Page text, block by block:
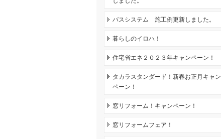
バスシステム 施工例更新しました。
暮らしのイロハ！
住宅省エネ２０２３年キャンペーン！
タカラスタンダード！新春お正月キャン
ペーン！
窓リフォーム！キャンペーン！
窓リフォームフェア！